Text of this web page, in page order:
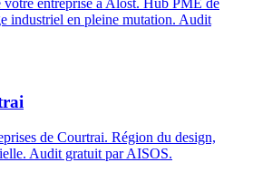
entreprise a Alost. Hub PME de
industriel en pleine mutation. Audit
de Courtrai. Région du design,
Audit gratuit par AISOS.